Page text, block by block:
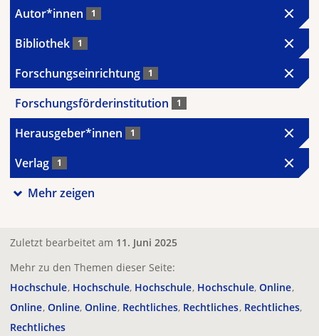
Autor*innen 1
Bibliothek 1
Forschungseinrichtung 1
Forschungsförderinstitution 1
Herausgeber*innen 1
Verlag 1
Mehr zeigen
Zuletzt bearbeitet am 11. Juni 2025
Mehr zu den Themen dieser Seite:
Hochschule Hochschule Hochschule Hochschule Online
Online Online Online Rechtliches Rechtliches Rechtliches
Rechtliches